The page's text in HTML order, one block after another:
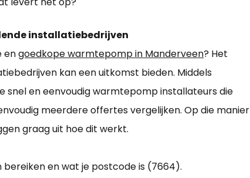
installatiebedrijven
engoedkope warmtepomp in Manderveen? Het
kan een uitkomst bieden. Middels
en eenvoudig warmtepomp installateurs die
meerdere offertes vergelijken. Op die manier
graag uit hoe dit werkt.
bereiken en wat je postcode is (7664).